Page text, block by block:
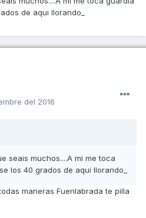
de aqui llorando_
del 2016
seais muchos....A mi me toca
los 40 grados de aqui llorando_
maneras Fuenlabrada te pilla